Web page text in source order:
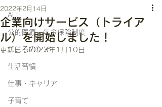
ALL
公的医療・年金保険制度
こころのケア
生活習慣
仕事・キャリア
子育て
企業向けサービス（トライア
ル）を開始しました！
2022年2月14日
更新日：2023年1月10日